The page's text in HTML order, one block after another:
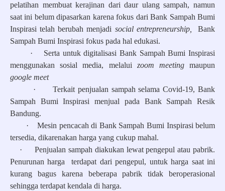
pelatihan membuat kerajinan dari daur ulang sampah, namun
saat ini belum dipasarkan karena fokus dari Bank Sampah Bumi
Inspirasi telah berubah menjadi social entrepreneurship,
Bank
Sampah Bumi Inspirasi fokus pada hal edukasi.
·
Serta untuk digitalisasi Bank Sampah Bumi Inspirasi
menggunakan sosial media, melalui zoom meetingmaupun
google meet
·
Terkait penjualan sampah selama Covid-19, Bank
Sampah Bumi Inspirasi menjual pada Bank Sampah Resik
Bandung.
·
Mesin pencacah di Bank Sampah Bumi Inspirasi belum
tersedia, dikarenakan harga yang cukup mahal.
·
Penjualan sampah diakukan lewat pengepul atau pabrik.
Penurunan harga terdapat dari pengepul, untuk harga saat ini
kurang bagus karena beberapa pabrik tidak beroperasional
sehingga terdapat kendala di harga.